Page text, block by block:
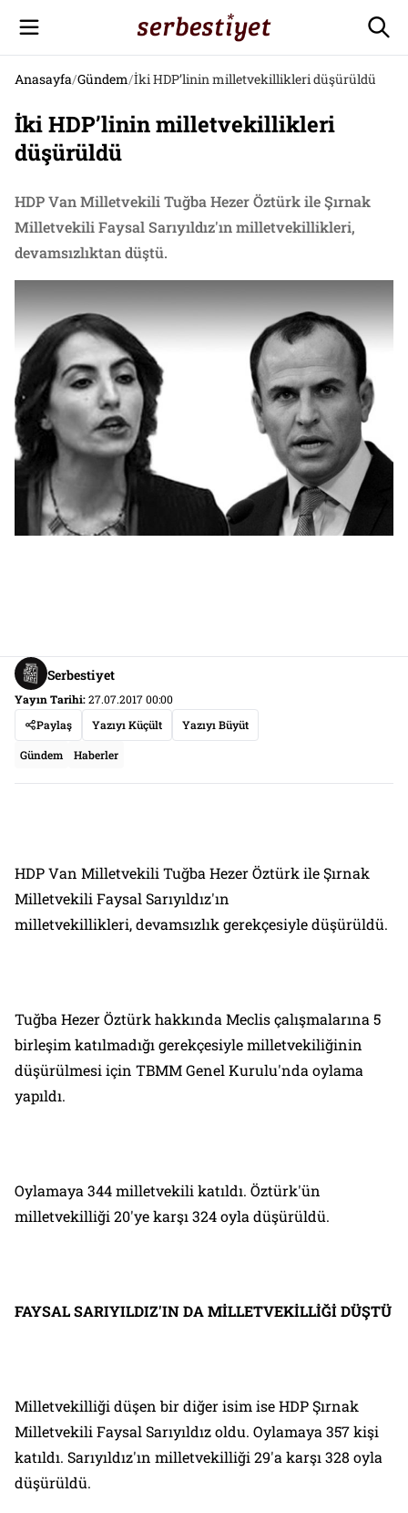
Anasayfa/Gündem/İki HDP’linin milletvekillikleri düşürüldü
İki HDP’linin milletvekillikleri
düşürüldü
HDP Van Milletvekili Tuğba Hezer Öztürk ile Şırnak
Milletvekili Faysal Sarıyıldız'ın milletvekillikleri,
devamsızlıktan düştü.
Serbestiyet
Yayın Tarihi:27.07.2017 00:00
Paylaş
Yazıyı Küçült Yazıyı Büyüt
Gündem Haberler
HDP Van Milletvekili Tuğba Hezer Öztürk ile Şırnak
Milletvekili Faysal Sarıyıldız'ın
milletvekillikleri, devamsızlık gerekçesiyle düşürüldü.
Tuğba Hezer Öztürk hakkında Meclis çalışmalarına 5
birleşim katılmadığı gerekçesiyle milletvekiliğinin
düşürülmesi için TBMM Genel Kurulu'nda oylama
yapıldı.
Oylamaya 344 milletvekili katıldı. Öztürk'ün
milletvekilliği 20'ye karşı 324 oyla düşürüldü.
FAYSAL SARIYILDIZ'IN DA MİLLETVEKİLLİĞİ DÜŞTÜ
Milletvekilliği düşen bir diğer isim ise HDP Şırnak
Milletvekili Faysal Sarıyıldız oldu. Oylamaya 357 kişi
katıldı. Sarıyıldız'ın milletvekilliği 29'a karşı 328 oyla
düşürüldü.